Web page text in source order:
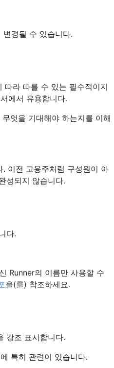
경될 수 있습니다.
따라 따를 수 있는 필수적이지
에서 유용합니다.
엇을 기대해야 하는지를 이해
이전 고용주처럼 구성원이 아
성되지 않습니다.
다.
Runner의 이름만 사용할 수
을(를) 참조하세요.
강조 표시합니다.
특히 관련이 있습니다.